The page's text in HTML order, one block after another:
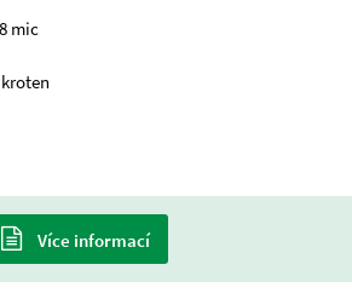
mic
Více informací